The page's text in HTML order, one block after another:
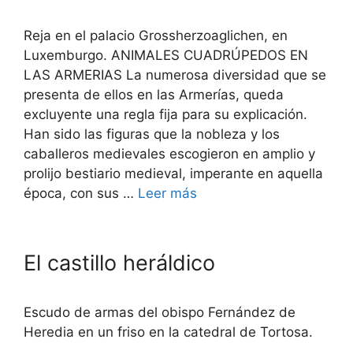
Reja en el palacio Grossherzoaglichen, en
Luxemburgo. ANIMALES CUADRÚPEDOS EN
LAS ARMERIAS La numerosa diversidad que se
presenta de ellos en las Armerías, queda
excluyente una regla fija para su explicación.
Han sido las figuras que la nobleza y los
caballeros medievales escogieron en amplio y
prolijo bestiario medieval, imperante en aquella
época, con sus … Leer más
El castillo heráldico
Escudo de armas del obispo Fernández de
Heredia en un friso en la catedral de Tortosa.